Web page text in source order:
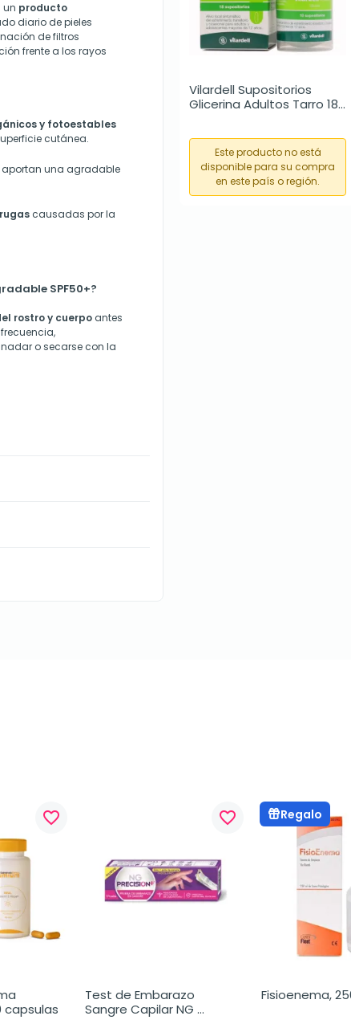
un producto
diario de pieles
de filtros
frente a los rayos
y fotoestables
cutánea.
aportan una agradable
causadas por la
SPF50+?
rostroy cuerpo antes
o secarse con la
Vilardell Supositorios
Glicerina Adultos Tarro 18
Este producto no está
disponible para su compra
en este país o región.
favorite_border
capsulas
favorite_border
Test de Embarazo
Sangre Capilar NG
Regalo
Fisioenema,